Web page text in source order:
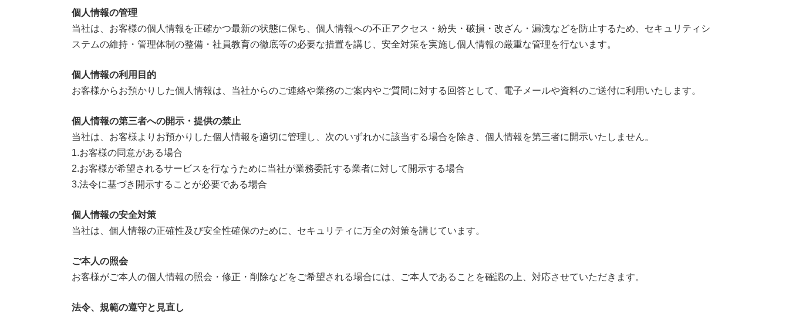
個人情報の管理
当社は、お客様の個人情報を正確かつ最新の状態に保ち、個人情報への不正アクセス・紛失・破損・改ざん・漏洩などを防止するため、セキュリティシ
ステムの維持・管理体制の整備・社員教育の徹底等の必要な措置を講じ、安全対策を実施し個人情報の厳重な管理を行ないます。
個人情報の利用目的
お客様からお預かりした個人情報は、当社からのご連絡や業務のご案内やご質問に対する回答として、電子メールや資料のご送付に利用いたします。
個人情報の第三者への開示・提供の禁止
当社は、お客様よりお預かりした個人情報を適切に管理し、次のいずれかに該当する場合を除き、個人情報を第三者に開示いたしません。
1.お客様の同意がある場合
2.お客様が希望されるサービスを行なうために当社が業務委託する業者に対して開示する場合
3.法令に基づき開示することが必要である場合
個人情報の安全対策
当社は、個人情報の正確性及び安全性確保のために、セキュリティに万全の対策を講じています。
ご本人の照会
お客様がご本人の個人情報の照会・修正・削除などをご希望される場合には、ご本人であることを確認の上、対応させていただきます。
法令、規範の遵守と見直し